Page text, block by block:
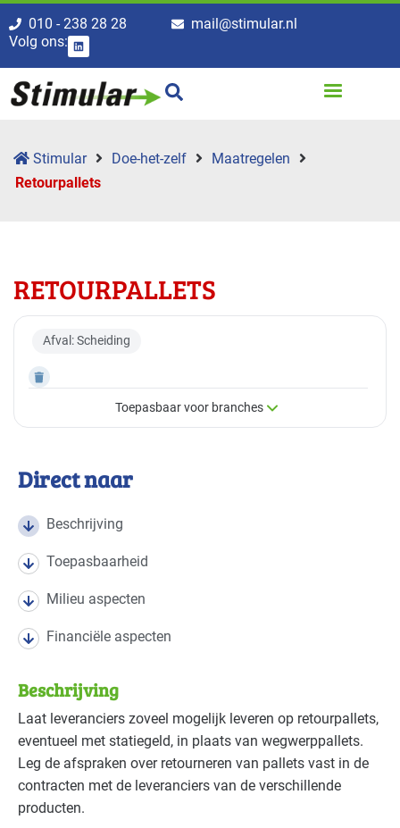
010 - 238 28 28
mail@stimular.nl
Volg ons:
Stimular Doe-het-zelf
Maatregelen
Retourpallets
RETOURPALLETS
Afval: Scheiding
Toepasbaar voor branches
Toepasbaar voor branches
branches
Bouw - bouw/infra
Bouw - gemeentewerven
Cultuur - evenementen
Cultuur - musea Basis
Cultuur - overig Basis
Direct naar
Beschrijving
Toepasbaarheid
Milieu aspecten
Financiële aspecten
Beschrijving
Laat leveranciers zoveel mogelijk leveren op retourpallets,
eventueel met statiegeld, in plaats van wegwerppallets.
Leg de afspraken over retourneren van pallets vast in de
contracten met de leveranciers van de verschillende
producten.